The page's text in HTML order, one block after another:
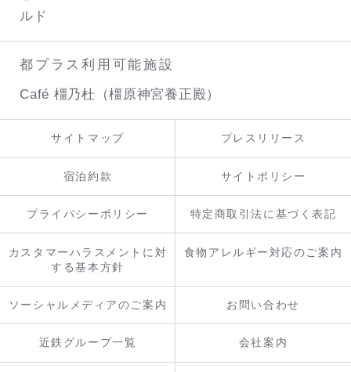
ルド
都プラス利用可能施設
Café 橿乃杜（橿原神宮養正殿）
サイトマップ プレスリリース
宿泊約款 サイトポリシー
プライバシーポリシー 特定商取引法に基づく表記
カスタマーハラスメントに対
する基本方針
食物アレルギー対応のご案内
ソーシャルメディアのご案内 お問い合わせ
近鉄グループ一覧 会社案内